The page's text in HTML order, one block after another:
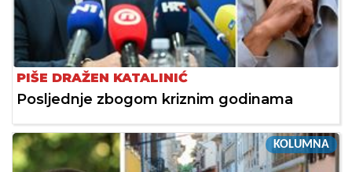
PIŠE DRAŽEN KATALINIĆ
Posljednje zbogom kriznim godinama
KOLUMNA